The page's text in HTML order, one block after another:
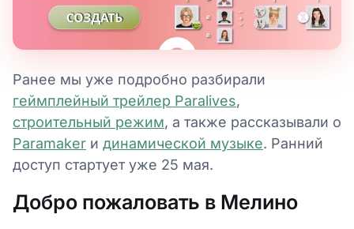
Ранее мы уже подробно разбирали
геймплейный трейлер Paralives,
строительный режим, а также рассказывали о
Paramaker и динамической музыке. Ранний
доступ стартует уже 25 мая.
Добро пожаловать в Мелино